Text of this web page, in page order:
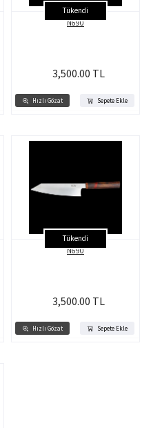
Tükendi
Hızlı Gözat Sepete Ekle
N690
3,500.00 TL
Tükendi
Hızlı Gözat Sepete Ekle
N690
3,500.00 TL